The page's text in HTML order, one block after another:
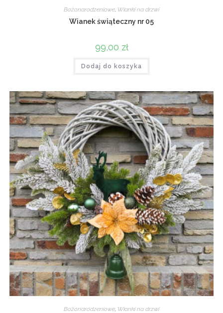
Bożonarodzeniowe, Wianki na drzwi
Wianek świąteczny nr 05
99,00 zł
Dodaj do koszyka
Bożonarodzeniowe Wianki na drzwi